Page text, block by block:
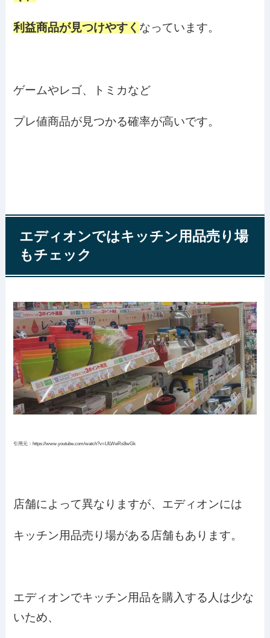
利益商品が見つけやすく なっています。
ゲームやレゴ、トミカなど
プレ値商品が見つかる確率が高いです。
エディオンではキッチン用品売り場
もチェック
引用元：https://www.youtube.com/watch?v=LfLWeRs8wGk
店舗によって異なりますが、エディオンには
キッチン用品売り場がある店舗もあります。
エディオンでキッチン用品を購入する人は少な
いため、